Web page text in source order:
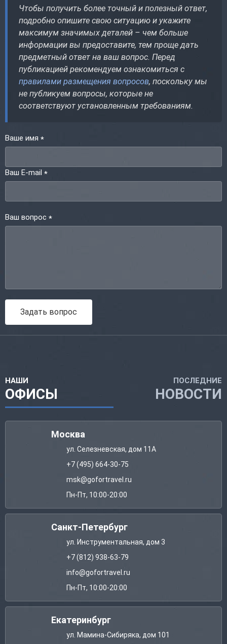
Чтобы получить более точный и полезный ответ,
подробно опишите свою ситуацию и укажите
максимум значимых деталей – чем больше
информации вы предоставите, тем проще дать
предметный ответ на ваш вопрос. Перед
публикацией рекомендуем ознакомиться с
правилами размещения вопросов, поскольку мы
не публикуем вопросы, которые не
соответствуют установленным требованиям.
Ваше имя *
Ваш E-mail *
Ваш вопрос *
Задать вопрос
НАШИ
ОФИСЫ
ПОСЛЕДНИЕ
НОВОСТИ
Москва
ул. Селезневская, дом 11А
+7 (495) 664-30-75
msk@gofortravel.ru
Пн-Пт, 10:00-20:00
Санкт-Петербург
ул. Инструментальная, дом 3
+7 (812) 938-63-79
info@gofortravel.ru
Пн-Пт, 10:00-20:00
Екатеринбург
ул. Мамина-Сибиряка, дом 101